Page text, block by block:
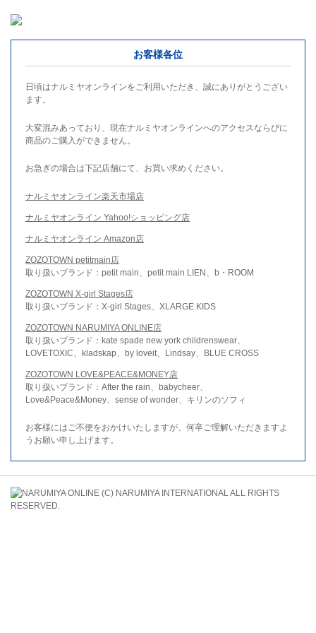
お客様各位
日頃はナルミヤオンラインをご利用いただき、誠にありがとうござい
ます。
大変混みあっており、現在ナルミヤオンラインへのアクセスならびに
商品のご購入ができません。
お急ぎの場合は下記店舗にて、お買い求めください。
ナルミヤオンライン楽天市場店
ナルミヤオンライン Yahoo!ショッピング店
ナルミヤオンライン Amazon店
ZOZOTOWN petitmain店
取り扱いブランド：petit main、petit main LIEN、b・ROOM
ZOZOTOWN X-girl Stages店
取り扱いブランド：X-girl Stages、XLARGE KIDS
ZOZOTOWN NARUMIYA ONLINE店
取り扱いブランド：kate spade new york childrenswear、
LOVETOXIC、kladskap、by loveit、Lindsay、BLUE CROSS
ZOZOTOWN LOVE&PEACE&MONEY店
取り扱いブランド：After the rain、babycheer、
Love&Peace&Money、sense of wonder、キリンのソフィ
お客様にはご不便をおかけいたしますが、何卒ご理解いただきますよ
うお願い申し上げます。